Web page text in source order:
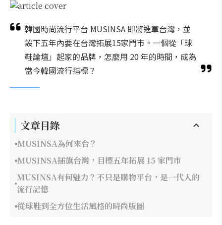
韓國時尚流行平台 MUSINSA 即將進軍台灣，並
設下五年內要在台灣拓展15家門市。一個從「球
鞋論壇」起家的品牌，怎麼用 20 年的時間，成為
當今韓國流行指標？
文章目錄
MUSINSA為何來台？
MUSINSA插旗台灣，目標五年拓展 15 家門市
MUSINSA有何魅力？不只是購物平台，是一代人的
流行記憶
從球鞋到全方位生活風格的時尚版圖